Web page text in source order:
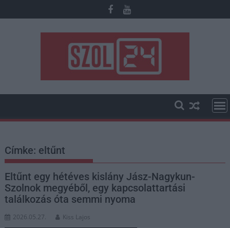
to
Címke: eltűnt
Eltűnt egy hétéves kislány Jász-Nagykun-
Szolnok megyéből, egy kapcsolattartási
találkozás óta semmi nyoma
2026.05.27. Kiss Lajos